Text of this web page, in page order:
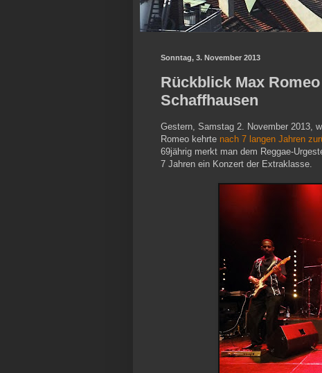
Sonntag, 3. November 2013
Rückblick Max
Schaffhausen
Gestern, Samstag 2. November 2013,
Romeo kehrte nach 7 langen Jahren
69jährig merkt man dem Reggae-
7 Jahren ein Konzert der Extraklasse.